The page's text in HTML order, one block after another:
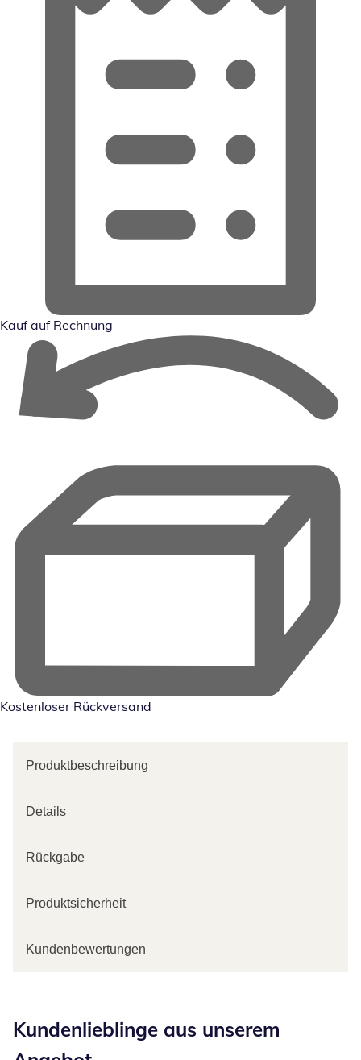
Kauf auf Rechnung
Kostenloser Rückversand
Produktbeschreibung
Details
Rückgabe
Produktsicherheit
Kundenbewertungen
Kundenlieblinge aus unserem